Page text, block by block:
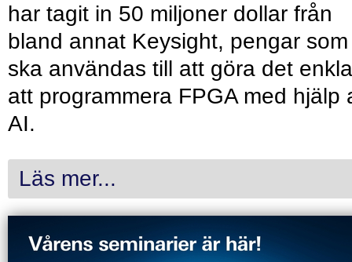
har tagit in 50 miljoner dollar från
bland annat Keysight, pengar som
ska användas till att göra det
att programmera FPGA med hjälp
AI.
Läs mer...